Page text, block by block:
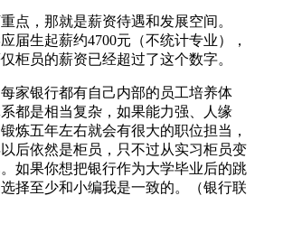
，那就是薪资待遇和发展空间。
届生起薪约4700元（不统计专业），
柜员的薪资已经超过了这个数字。
银行都有自己内部的员工培养体
都是相当复杂，如果能力强、人缘
炼五年左右就会有很大的职位担当，
后依然是柜员，只不过从实习柜员变
如果你想把银行作为大学毕业后的跳
择至少和小编我是一致的。（银行联